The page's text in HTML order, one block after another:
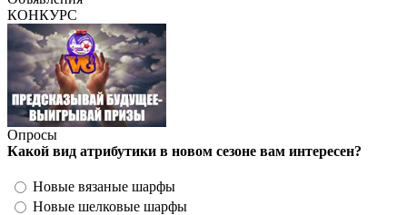
КОНКУРС
Опросы
Какой вид атрибутики в новом сезоне вам интересен?
Новые вязаные шарфы
Новые шелковые шарфы